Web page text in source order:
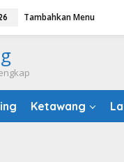
Tambahkan Menu
Ketawang